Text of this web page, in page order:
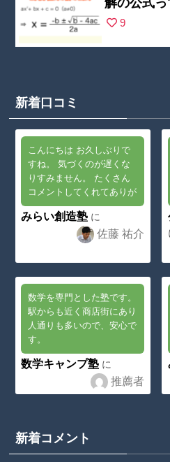
s/swell_child/p
arts/post_list/
post_index.ph
reate2/kojin-
juku.com/publi
s/swell_child/p
arts/post_list/
post_index.ph
on line23
Warning:
Undefined
array key
reate2/kojin-
c_html/wp-
content/theme
s/swell_child/p
arts/post_list/
post_index.ph
23
解の公式っ
9
新着口コミ
こんにちは お久しぶりで
すね。 気づくのが遅くな
りすみません。 たくさん
コメントしてくれてありが
とうございます。 今でも
とてつもなくがんばってい
るということだと拝読しま
と立ち寄...
みらい創造塾 に
佐藤 祐介
数学を専門とした塾です。
駅からも近く商店街にあり
人通りも多いので、安心で
す。
数学キャンプ塾 に
推薦者
新着コメント